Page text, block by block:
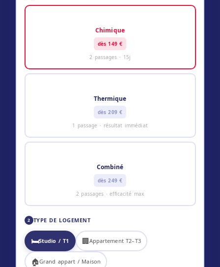
Chimique
dès 149 €
2 passages · 15j
Thermique
dès 209 €
1 passage · résultat immédiat
Combiné
dès 249 €
2 passages · efficacité max
2 TYPE DE LOGEMENT
🛏️Studio / T1 🏢Appartement T2–T3
🏠Grand appart / Maison